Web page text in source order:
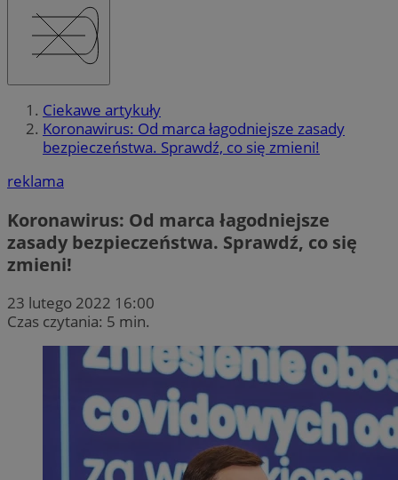
Ciekawe artykuły
Koronawirus: Od marca łagodniejsze zasady
bezpieczeństwa. Sprawdź, co się zmieni!
reklama
Koronawirus: Od marca łagodniejsze
zasady bezpieczeństwa. Sprawdź, co się
zmieni!
23 lutego 2022 16:00
Czas czytania: 5 min.